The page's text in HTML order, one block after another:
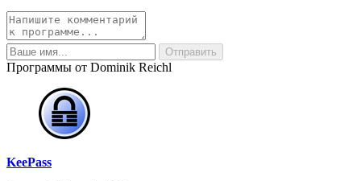
Программы от Dominik Reichl
KeePass